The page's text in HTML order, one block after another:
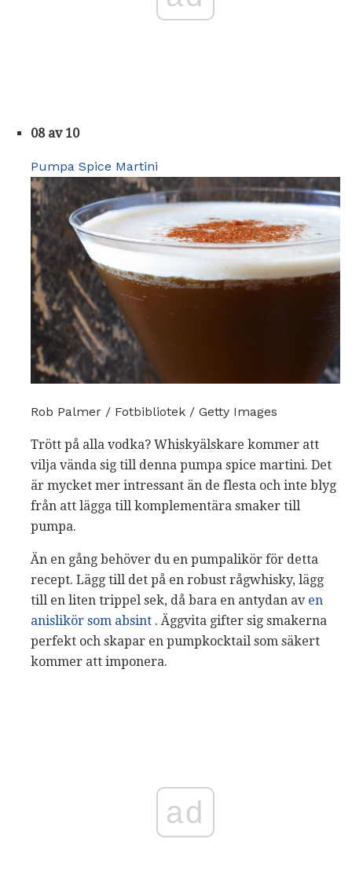
08 av 10
Pumpa Spice Martini
Rob Palmer / Fotbibliotek / Getty Images
Trött på alla vodka? Whiskyälskare kommer att
vilja vända sig till denna pumpa spice martini. Det
är mycket mer intressant än de flesta och inte blyg
från att lägga till komplementära smaker till
pumpa.
Än en gång behöver du en pumpalikör för detta
recept. Lägg till det på en robust rågwhisky, lägg
till en liten trippel sek, då bara en antydan av en
anislikör som absint . Äggvita gifter sig smakerna
perfekt och skapar en pumpkocktail som säkert
kommer att imponera.
ad